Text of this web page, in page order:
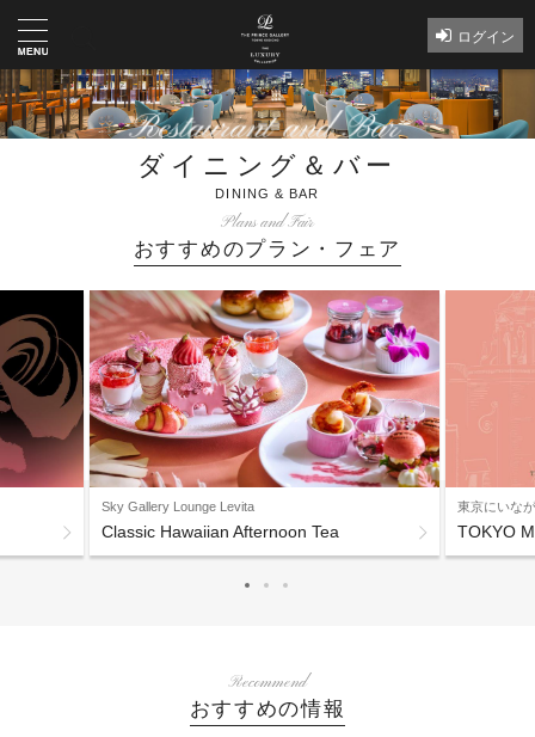
ログイン
ダイニング＆バー
DINING & BAR
Plans and Fair
おすすめのプラン・フェア
Sky Gallery Lounge Levita
Classic Hawaiian Afternoon Tea
東京にいな
TOKYO
Recommend
おすすめの情報